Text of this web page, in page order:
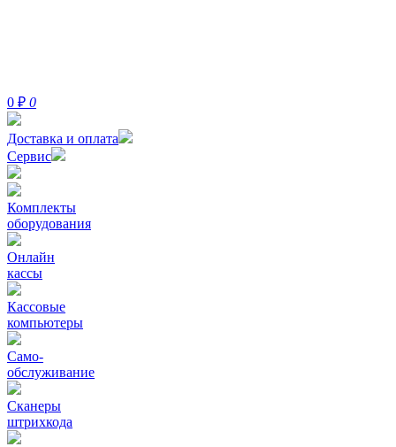
0 ₽ 0
Доставка и оплата
Сервис
Комплекты
оборудования
Онлайн
кассы
Кассовые
компьютеры
Само-
обслуживание
Сканеры
штрихкода